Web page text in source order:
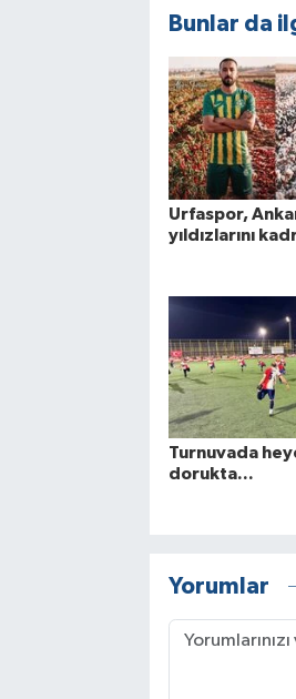
Bunlar da
Urfaspor,
yıldızlarını
Turnuvada
dorukta...
Yorumlar